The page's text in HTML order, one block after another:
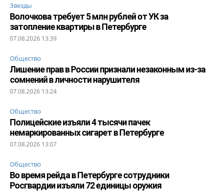
Звезды
Волочкова требует 5 млн рублей от УК за
затопление квартиры в Петербурге
07.08.2026 13:39
Общество
Лишение прав в России признали незаконным из-за
сомнений в личности нарушителя
07.08.2026 13:24
Общество
Полицейские изъяли 4 тысячи пачек
немаркированных сигарет в Петербурге
07.08.2026 13:07
Общество
Во время рейда в Петербурге сотрудники
Росгвардии изъяли 72 единицы оружия